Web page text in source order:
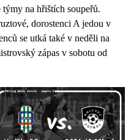
na hřištích soupeřů.
dorostenci A jedou v
se utká také v neděli na
zápas v sobotu od